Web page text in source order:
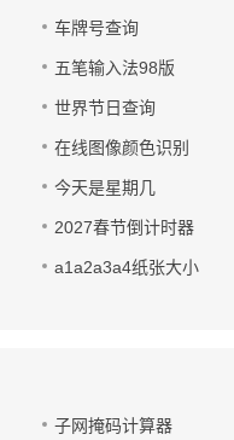
车牌号查询
五笔输入法98版
世界节日查询
在线图像颜色识别
今天是星期几
2027春节倒计时器
a1a2a3a4纸张大小
子网掩码计算器